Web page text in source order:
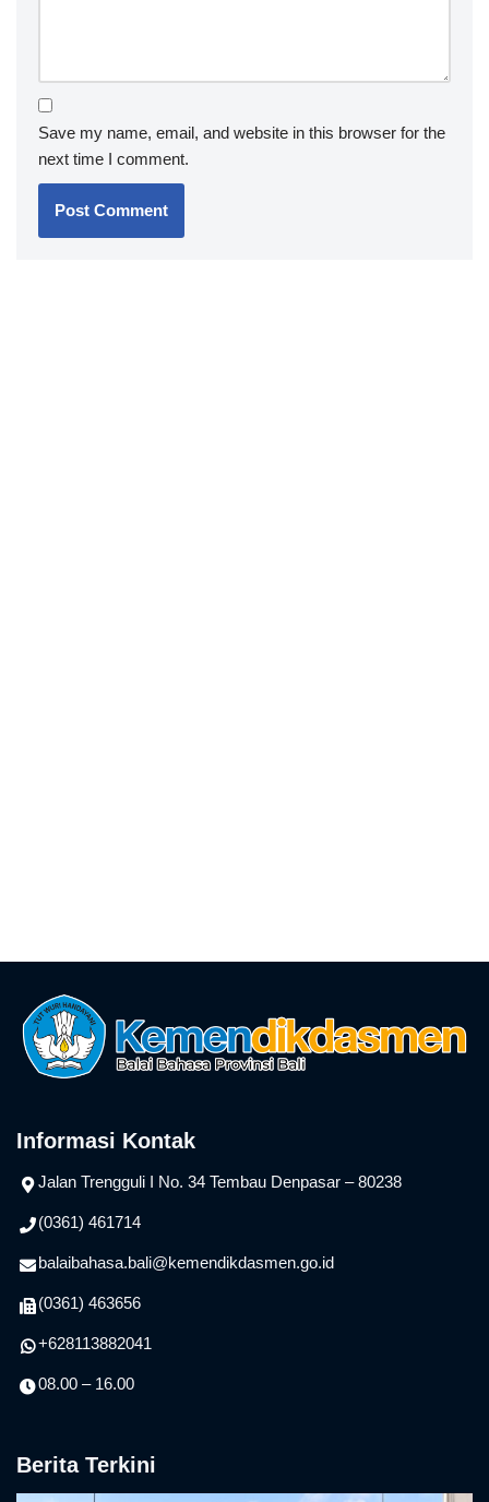
Save my name, email, and website in this browser for the
next time I comment.
Informasi Kontak
Jalan Trengguli I No. 34 Tembau Denpasar – 80238
(0361) 461714
balaibahasa.bali@kemendikdasmen.go.id
(0361) 463656
+628113882041
08.00 – 16.00
Berita Terkini